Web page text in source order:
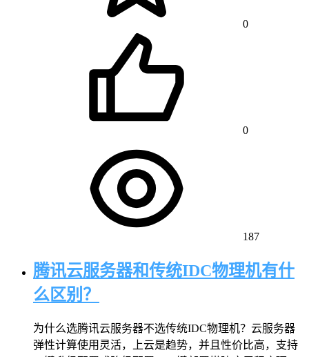
0
0
187
腾讯云服务器和传统IDC物理机有什
么区别？
为什么选腾讯云服务器不选传统IDC物理机？云服务器
弹性计算使用灵活，上云是趋势，并且性价比高，支持